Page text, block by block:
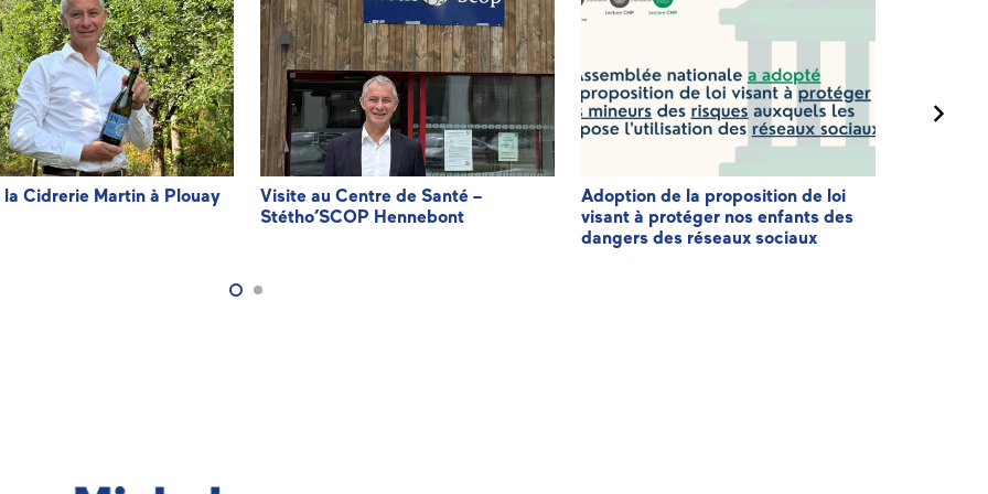
Cidrerie Martin à Plouay
Visite au Centre de Santé –
Stétho’SCOP Hennebont
Adoption de la proposition de loi
visant à protéger nos enfants des
dangers des réseaux sociaux